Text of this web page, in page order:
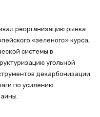
реорганизацию рынка
«зеленого» курса,
системы в
угольной
декарбонизации
по усилению